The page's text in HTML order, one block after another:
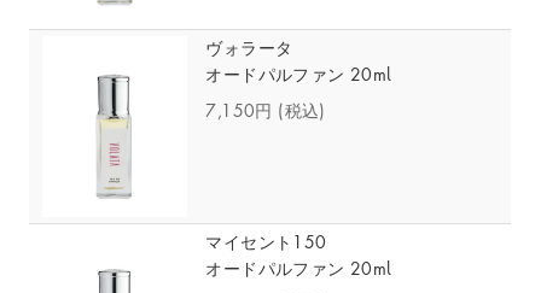
ヴォラータ
オードパルファン 20ml
7,150円 (税込)
マイセント150
オードパルファン 20ml